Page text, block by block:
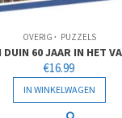
OVERIG PUZZELS
DUIN 60 JAAR IN HET
€16.99
IN WINKELWAGEN